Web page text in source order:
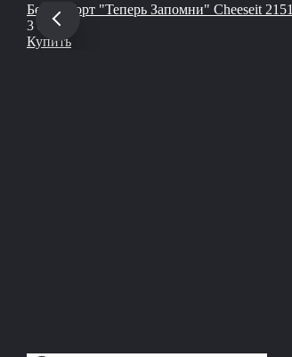
Бенто-Торт "Теперь Запомни" Cheeseit 2151
3 800
Купить